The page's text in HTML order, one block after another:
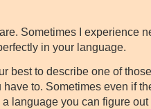
Sometimes I experience
in your language.
best to describe one of
to. Sometimes even if
language you can figure